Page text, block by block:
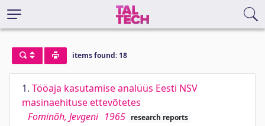
items found: 18
1. Tööaja kasutamise analüüs Eesti NSV
masinaehituse ettevõtetes
Fominõh, Jevgeni 1965 research reports